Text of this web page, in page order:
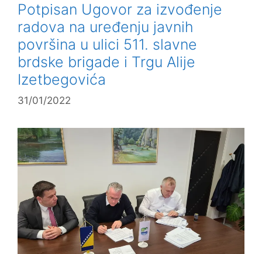
Potpisan Ugovor za izvođenje
radova na uređenju javnih
površina u ulici 511. slavne
brdske brigade i Trgu Alije
Izetbegovića
31/01/2022